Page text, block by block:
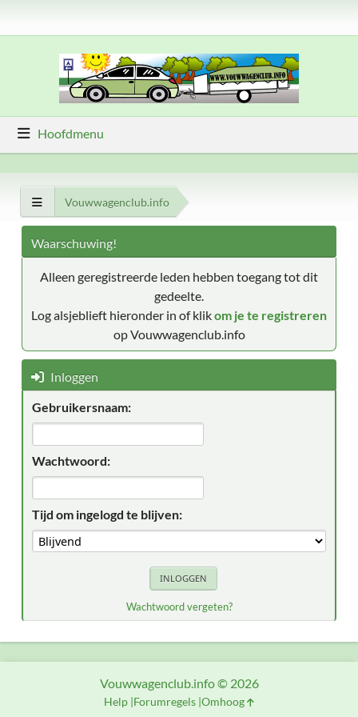
Hoofdmenu
Vouwwagenclub.info
Waarschuwing!
Alleen geregistreerde leden hebben toegang tot dit
gedeelte.
Log alsjeblieft hieronder in of klikom je te registreren
op Vouwwagenclub.info
Inloggen
Gebruikersnaam:
Wachtwoord:
Tijd om ingelogd te blijven:
Wachtwoord vergeten?
Vouwwagenclub.info © 2026
Help Forumregels Omhoog